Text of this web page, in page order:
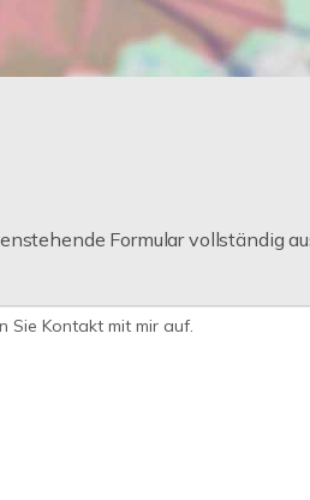
Formular vollständig